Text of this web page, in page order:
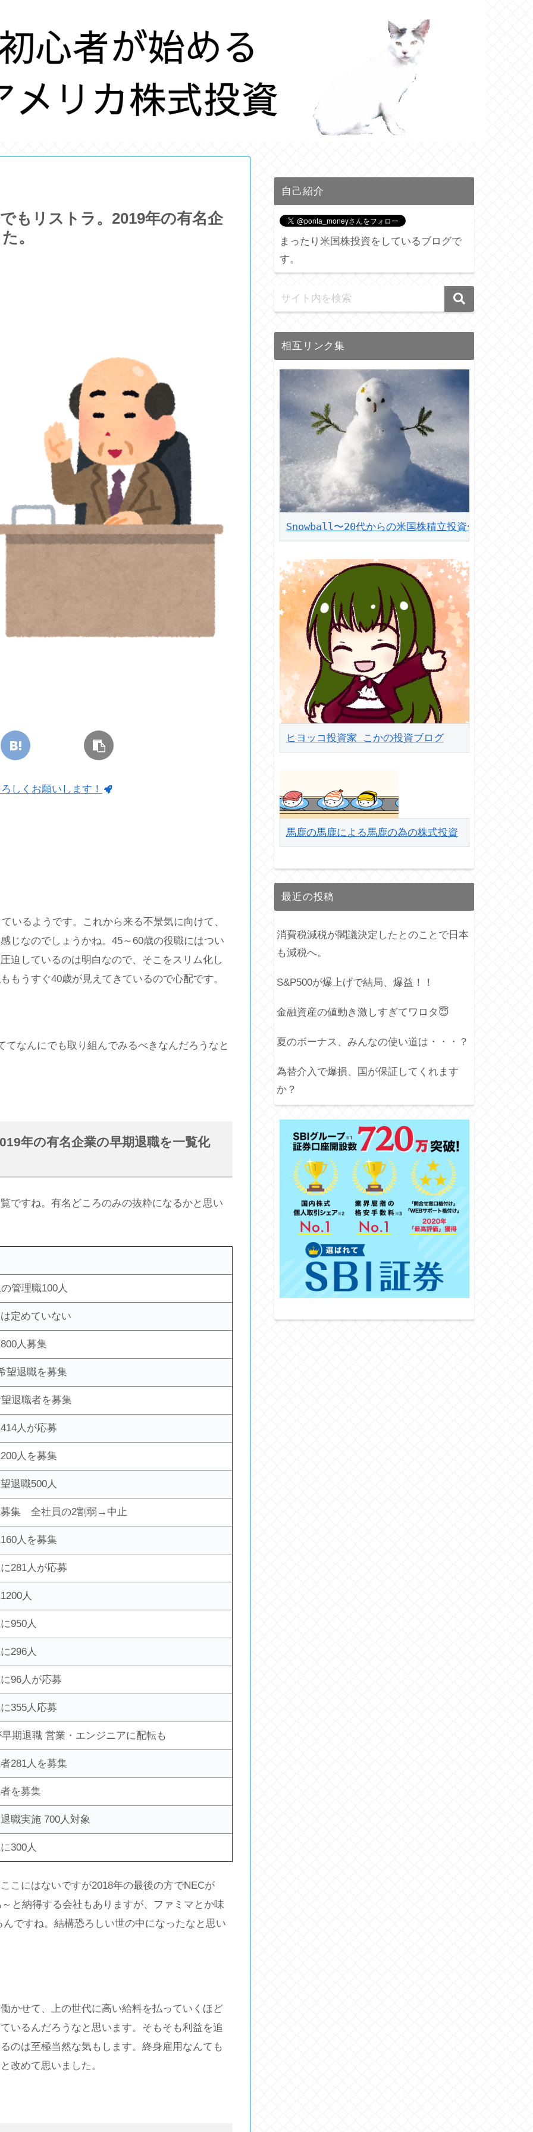
もリストラ。2019年の有名企
。
しくお願いします！
いるようです。これから来る不景気に向けて、
じなのでしょうかね。45～60歳の役職にはつい
迫しているのは明白なので、そこをスリム化し
もうすぐ40歳が見えてきているので心配です。
てなんにでも取り組んでみるべきなんだろうなと
年の有名企業の早期退職を一覧化
ですね。有名どころのみの抜粋になるかと思い
管理職100人
定めていない
人募集
望退職を募集
退職者を募集
人が応募
人を募集
退職500人
募集 全社員の2割弱→中止
人を募集
281人が応募
人
950人
296人
96人が応募
355人応募
期退職 営業・エンジニアに配転も
281人を募集
を募集
職実施 700人対象
300人
こにはないですが2018年の最後の方でNECが
と納得する会社もありますが、ファミマとか味
ですね。結構恐ろしい世の中になったなと思い
かせて、上の世代に高い給料を払っていくほど
いるんだろうなと思います。そもそも利益を追
のは至極当然な気もします。終身雇用なんても
改めて思いました。
自己紹介
まったり米国株投資をしているブログで
す。
相互リンク集
Snowball〜20代からの米国株積立投資〜
ヒヨッコ投資家 こかの投資ブログ
馬鹿の馬鹿による馬鹿の為の株式投資
最近の投稿
消費税減税が閣議決定したとのことで日本
も減税へ。
S&P500が爆上げで結局、爆益！！
金融資産の値動き激しすぎてワロタ😇
夏のボーナス、みんなの使い道は・・・？
為替介入で爆損、国が保証してくれます
か？